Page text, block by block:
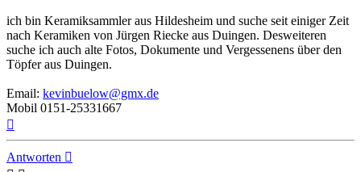
ich bin Keramiksammler aus Hildesheim und suche seit einiger Zeit
nach Keramiken von Jürgen Riecke aus Duingen. Desweiteren
suche ich auch alte Fotos, Dokumente und Vergessenens über den
Töpfer aus Duingen.
Email: kevinbuelow@gmx.de
Mobil 0151-25331667
Antworten